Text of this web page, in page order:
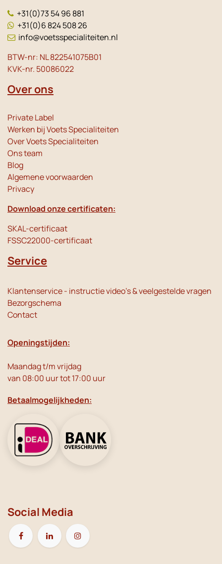
+31(0)73 54 96 881
+31(0)6 824 508 26
info@voetsspecialiteiten.nl
BTW-nr: NL 822541075B01
KVK-nr. 50086022
Over ons
Private Label
Werken bij Voets Specialiteiten
Over Voets Specialiteiten
Ons team
Blog
Algemene voorwaarden
Privacy
Download onze certificaten:
SKAL-certificaat
FSSC22000-certificaat
Service
Klantenservice - instructie video's & veelgestelde vragen
Bezorgschema
Contact
Openingstijden:
Maandag t/m vrijdag
van 08:00 uur tot 17:00 uur
Betaalmogelijkheden:
Social Media